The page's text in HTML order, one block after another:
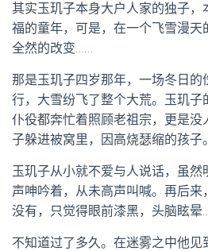
其实玉玑子本身大户人家的独子
福的童年，可是，在一个飞雪漫天
全然的改变……
那是玉玑子四岁那年，一场冬日的
行，大雪纷飞了整个大荒。玉玑子
仆役都奔忙着照顾老祖宗，更是没
子躲进被窝里，因高烧瑟缩的孩子。
玉玑子从小就不爱与人说话，虽
声呻吟着，从未高声叫喊。再后
没有，只觉得眼前漆黑，头脑眩晕
不知道过了多久。在迷雾之中他